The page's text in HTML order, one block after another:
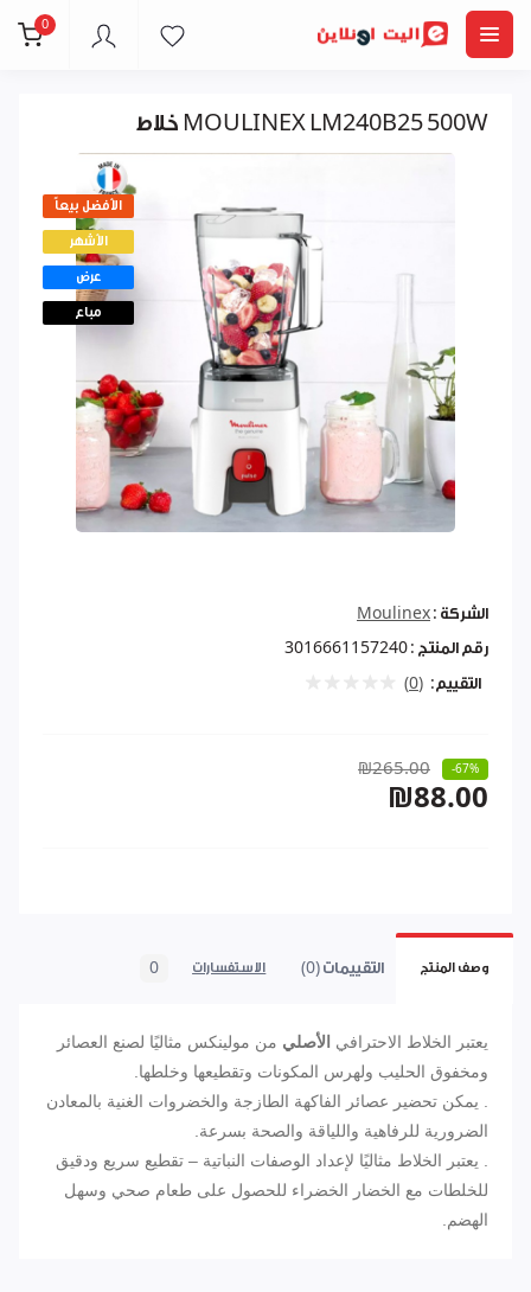
0
خلاط MOULINEX LM240B25 500W
الأفضل بيعاً
الأشهر
عرض
مباع
الشركة : Moulinex
رقم المنتج : 3016661157240
التقييم: (0)
₪265.00 -67%
₪88.00
وصف المنتج التقييمات (0) الاستفسارات 0
يعتبر الخلاط الاحترافي الأصلي من مولينكس مثاليًا لصنع العصائر
ومخفوق الحليب ولهرس المكونات وتقطيعها وخلطها.
. يمكن تحضير عصائر الفاكهة الطازجة والخضروات الغنية بالمعادن
الضرورية للرفاهية واللياقة والصحة بسرعة.
. يعتبر الخلاط مثاليًا لإعداد الوصفات النباتية – تقطيع سريع ودقيق
للخلطات مع الخضار الخضراء للحصول على طعام صحي وسهل
الهضم.